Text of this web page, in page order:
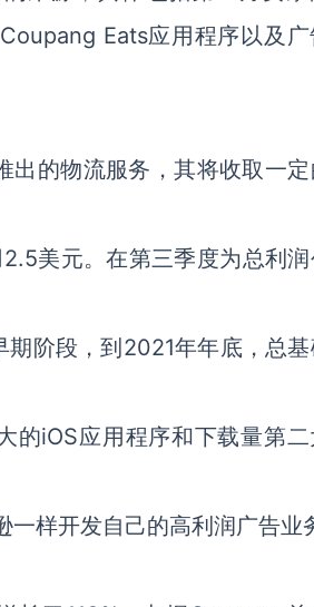
Eats应用程序以及广
的物流服务，其将收取一定
美元。在第三季度为总利润
阶段，到2021年年底，总
的iOS应用程序和下载量第二
样开发自己的高利润广告业